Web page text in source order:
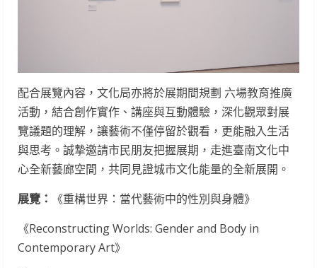
配合展覽內容，文化局亦將於展期間規劃 六場教育推廣
活動，結合創作實作、講座與互動體驗，深化觀眾對展
覽議題的理解，讓藝術不僅停留於觀看，更能融入生活
與思考。誠摯邀請市民朋友把握展期，走進臺南文化中
心全新藝廊空間，共同見證城市文化能量的全新展開。
展覽：
《重構世界：當代藝術中的性別與身體》
《Reconstructing Worlds: Gender and Body in
Contemporary Art》